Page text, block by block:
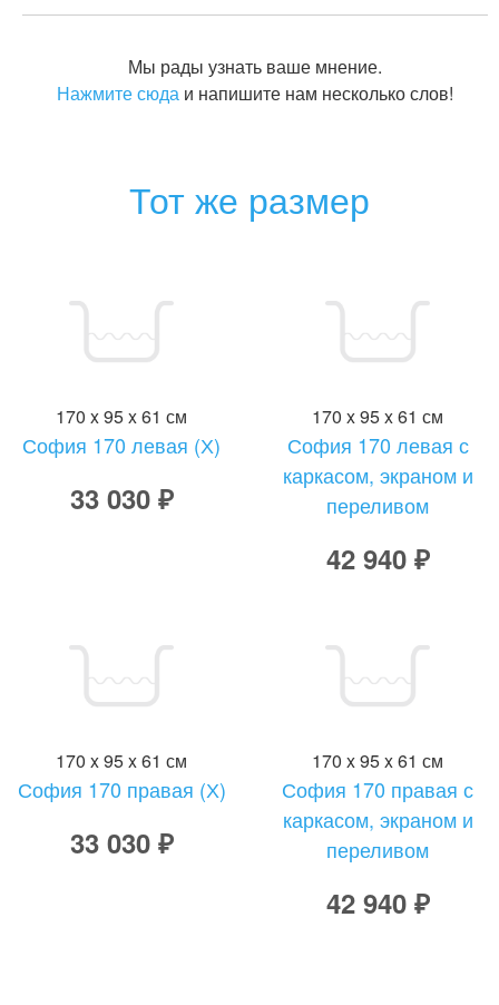
Мы рады узнать ваше мнение.
Нажмите сюда и напишите нам несколько слов!
Тот же размер
170 x 95 x 61 см
София 170 левая (Х)
33 030 ₽
170 x 95 x 61 см
София 170 левая с
каркасом, экраном и
переливом
42 940 ₽
170 x 95 x 61 см
София 170 правая (Х)
33 030 ₽
170 x 95 x 61 см
София 170 правая с
каркасом, экраном и
переливом
42 940 ₽